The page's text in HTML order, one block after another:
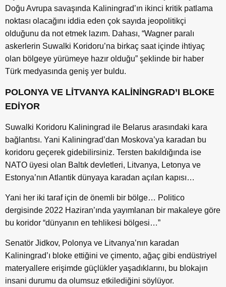
Doğu Avrupa savaşında Kaliningrad’ın ikinci kritik patlama
noktası olacağını iddia eden çok sayıda jeopolitikçi
olduğunu da not etmek lazım. Dahası, “Wagner paralı
askerlerin Suwalki Koridoru’na birkaç saat içinde ihtiyaç
olan bölgeye yürümeye hazır olduğu” şeklinde bir haber
Türk medyasında geniş yer buldu.
POLONYA VE LİTVANYA KALİNİNGRAD’I BLOKE
EDİYOR
Suwalki Koridoru Kaliningrad ile Belarus arasındaki kara
bağlantısı. Yani Kaliningrad’dan Moskova’ya karadan bu
koridoru geçerek gidebilirsiniz. Tersten bakıldığında ise
NATO üyesi olan Baltık devletleri, Litvanya, Letonya ve
Estonya’nın Atlantik dünyaya karadan açılan kapısı…
Yani her iki taraf için de önemli bir bölge… Politico
dergisinde 2022 Haziran’ında yayımlanan bir makaleye göre
bu koridor “dünyanın en tehlikesi bölgesi…”
Senatör Jidkov, Polonya ve Litvanya’nın karadan
Kaliningrad’ı bloke ettiğini ve çimento, ağaç gibi endüstriyel
materyallere erişimde güçlükler yaşadıklarını, bu blokajın
insani durumu da olumsuz etkilediğini söylüyor.